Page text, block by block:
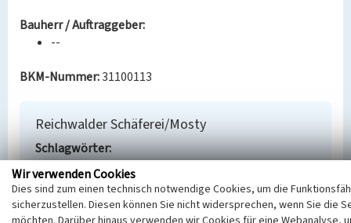
Bauherr / Auftraggeber:
--
BKM-Nummer:31100113
Reichwalder Schäferei/Mosty
Schlagwörter
Siedlung Wüstung
Ort
Boxberg
Fachsicht(en)
Wir verwenden Cookies
Dies sind zum einen technisch notwendige Cookies, um die
sicherzustellen. Diesen können Sie nicht widersprechen, wenn Sie die